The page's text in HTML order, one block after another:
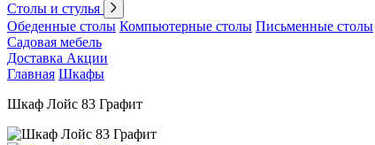
Столы и стулья
Обеденные столы Компьютерные столы Письменные столы
Садовая мебель
Доставка Акции
Главная Шкафы
Шкаф Лойс 83 Графит